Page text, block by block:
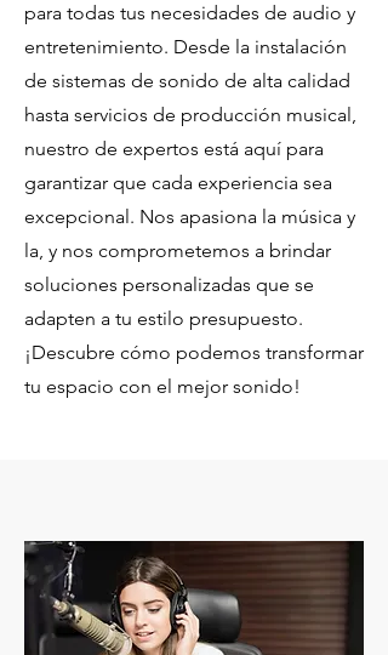
para todas tus necesidades de audio y
entretenimiento. Desde la instalación
de sistemas de sonido de alta calidad
hasta servicios de producción musical,
nuestro de expertos está aquí para
garantizar que cada experiencia sea
excepcional. Nos apasiona la música y
la, y nos comprometemos a brindar
soluciones personalizadas que se
adapten a tu estilo presupuesto.
¡Descubre cómo podemos transformar
tu espacio con el mejor sonido!